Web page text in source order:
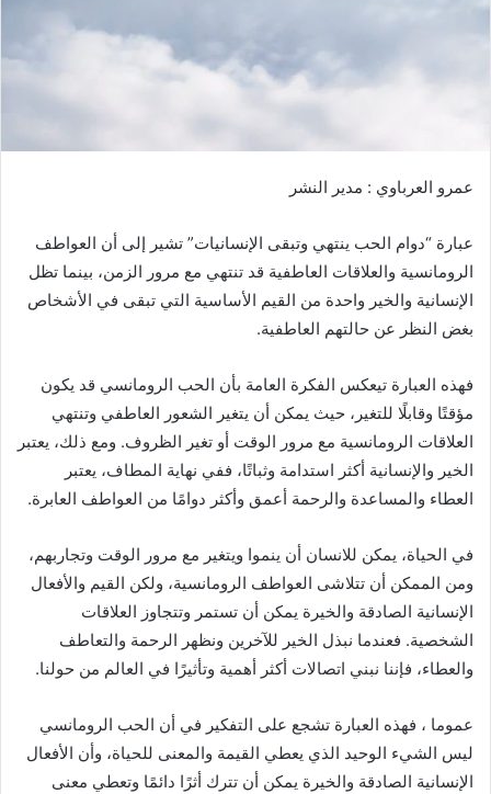
ل
ر
ا
عمرو العرباوي : مدير النشر
عبارة “دوام الحب ينتهي وتبقى الإنسانيات” تشير إلى أن العواطف
الرومانسية والعلاقات العاطفية قد تنتهي مع مرور الزمن، بينما تظل
الإنسانية والخير واحدة من القيم الأساسية التي تبقى في الأشخاص
بغض النظر عن حالتهم العاطفية.
فهذه العبارة تيعكس الفكرة العامة بأن الحب الرومانسي قد يكون
مؤقتًا وقابلًا للتغير، حيث يمكن أن يتغير الشعور العاطفي وتنتهي
العلاقات الرومانسية مع مرور الوقت أو تغير الظروف. ومع ذلك، يعتبر
الخير والإنسانية أكثر استدامة وثباتًا، ففي نهاية المطاف، يعتبر
العطاء والمساعدة والرحمة أعمق وأكثر دوامًا من العواطف العابرة.
في الحياة، يمكن للانسان أن ينموا ويتغير مع مرور الوقت وتجاربهم،
ومن الممكن أن تتلاشى العواطف الرومانسية، ولكن القيم والأفعال
الإنسانية الصادقة والخيرة يمكن أن تستمر وتتجاوز العلاقات
الشخصية. فعندما نبذل الخير للآخرين ونظهر الرحمة والتعاطف
والعطاء، فإننا نبني اتصالات أكثر أهمية وتأثيرًا في العالم من حولنا.
عموما ، فهذه العبارة تشجع على التفكير في أن الحب الرومانسي
ليس الشيء الوحيد الذي يعطي القيمة والمعنى للحياة، وأن الأفعال
الإنسانية الصادقة والخيرة يمكن أن تترك أثرًا دائمًا وتعطي معنى